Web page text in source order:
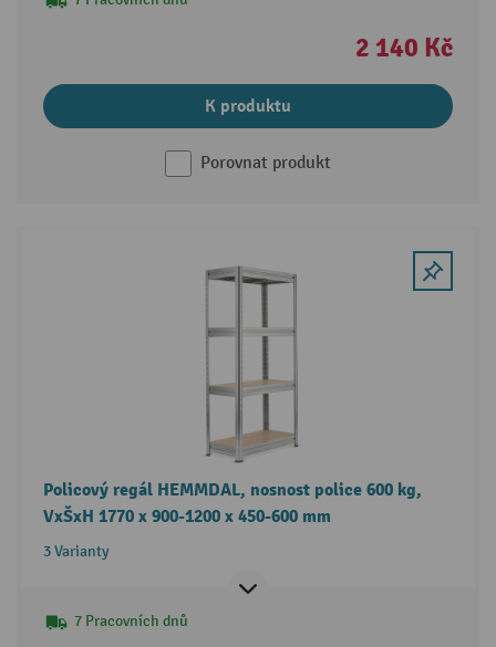
2 140 Kč
K produktu
Porovnat produkt
Policový regál HEMMDAL, nosnost police 600 kg,
VxŠxH 1770 x 900-1200 x 450-600 mm
3 Varianty
7 Pracovních dnů